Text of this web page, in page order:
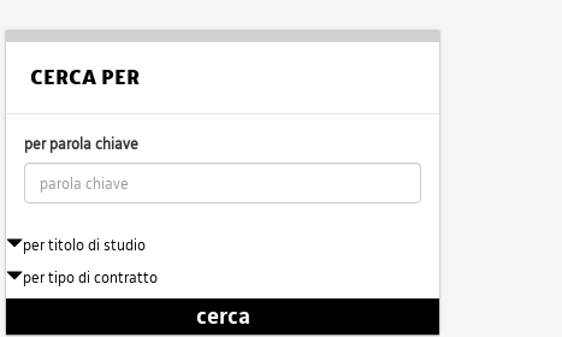
CERCA PER
per parola chiave
per titolo di studio
per tipo di contratto
cerca